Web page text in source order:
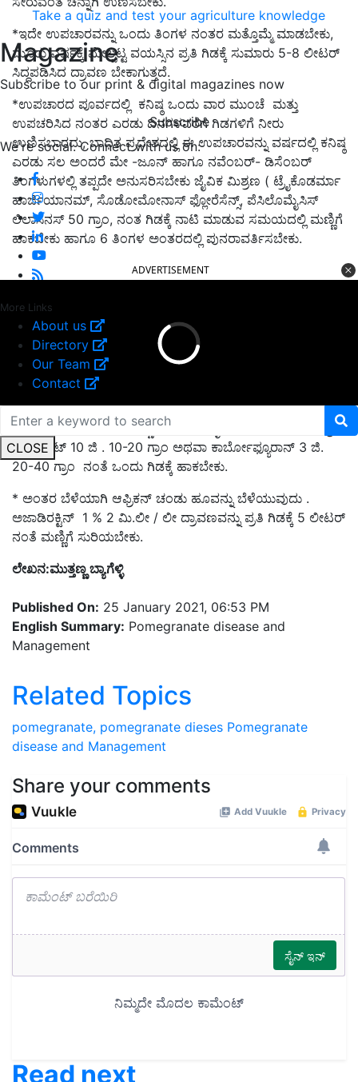
Take a quiz and test your agriculture knowledge
Magazine
Subscribe to our print & digital magazines now
Subscribe
We're social. Connect with us on:
More Links
About us
Directory
Our Team
Contact
CLOSE
*ಇದೇ ಉಪಚಾರವನ್ನು ಒಂದು ತಿಂಗಳ ನಂತರ ಮತ್ತೊಮ್ಮೆ ಮಾಡಬೇಕು,
ಮೂರು ವರ್ಷಕ್ಕೆ ಮೇಲ್ಪಟ್ಟ ವಯಸ್ಸಿನ ಪ್ರತಿ ಗಿಡಕ್ಕೆ ಸುಮಾರು 5-8 ಲೀಟರ್
ಸಿದ್ದಪಡಿಸಿದ ದ್ರಾವಣ ಬೇಕಾಗುತ್ತದೆ.
*ಉಪಚಾರದ ಪೂರ್ವದಲ್ಲಿ ಕನಿಷ್ಠ ಒಂದು ವಾರ ಮುಂಚೆ ಮತ್ತು
ಉಪಚರಿಸಿದ ನಂತರ ಎರಡು ದಿನಗಳವರೆಗೆ ಗಿಡಗಳಿಗೆ ನೀರು
ಉಣಿಸಬಾರದು, ಬಾಧಿತ ಪ್ರದೇಶದಲ್ಲಿ ಈ ಉಪಚಾರವನ್ನು ವರ್ಷದಲ್ಲಿ ಕನಿಷ್ಠ
ಎರಡು ಸಲ ಅಂದರೆ ಮೇ -ಜೂನ್ ಹಾಗೂ ನವೆಂಬರ್- ಡಿಸೆಂಬರ್
ತಿಂಗಳುಗಳಲ್ಲಿ ತಪ್ಪದೇ ಅನುಸರಿಸಬೇಕು ಜೈವಿಕ ಮಿಶ್ರಣ ( ಟ್ರೈಕೊಡರ್ಮಾ
ಹಾರ್ಜಿಯಾನಮ್, ಸೊಡೋಮೋನಾಸ್ ಫ್ಲೋರೆಸೆನ್ಸ್, ಪೆಸಿಲೊಮೈಸಿಸ್
ಲಿಲಾಸಿನಸ್ 50 ಗ್ರಾಂ, ನಂತ ಗಿಡಕ್ಕೆ ನಾಟಿ ಮಾಡುವ ಸಮಯದಲ್ಲಿ ಮಣ್ಣಿಗೆ
ಹಾಕಬೇಕು ಹಾಗೂ 6 ತಿಂಗಳ ಅಂತರದಲ್ಲಿ ಪುನರಾವರ್ತಿಸಬೇಕು.
ADVERTISEMENT
* ಚಾಟನಿಯಾದ ನಂತರ ಮಣ್ಣಿಗೆ ಪೆಸಿಲೋಮೈಸಿಸ್ ಲಿಲಾಸಿನಸ್ 50 ಗ್ರಾಂ
, ಫೋರೇಟ್ 10 ಜಿ . 10-20 ಗ್ರಾಂ ಅಥವಾ ಕಾರ್ಬೋಫ್ಯೂರಾನ್ 3 ಜಿ.
20-40 ಗ್ರಾಂ ನಂತೆ ಒಂದು ಗಿಡಕ್ಕೆ ಹಾಕಬೇಕು.
* ಅಂತರ ಬೆಳೆಯಾಗಿ ಆಫ್ರಿಕನ್ ಚಂಡು ಹೂವನ್ನು ಬೆಳೆಯುವುದು .
ಅಜಾಡಿರಕ್ಟಿನ್ 1 % 2 ಮಿ.ಲೀ / ಲೀ ದ್ರಾವಣವನ್ನು ಪ್ರತಿ ಗಿಡಕ್ಕೆ 5 ಲೀಟರ್
ನಂತೆ ಮಣ್ಣಿಗೆ ಸುರಿಯಬೇಕು.
ಲೇಖನ:ಮುತ್ತಣ್ಣ ಬ್ಯಾಗೆಳ್ಳಿ
Published On: 25 January 2021, 06:53 PM
English Summary: Pomegranate disease and
Management
Related Topics
pomegranate, pomegranate dieses Pomegranate
disease and Management
Share your comments
Read next